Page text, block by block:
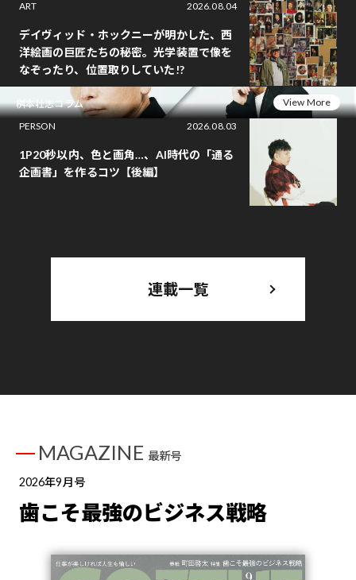
ART 2026.08.04
デイヴィッド・ホックニーが明かした、西
洋絵画の巨匠たちの秘密。光学装置で像を
なぞったり、位置取りしていた!?
桝本壮志コラム
View More
PERSON
2026.08.03
1P20秒以内、色と画角…、AI時代の「通る
企画書」を作るコツ【後編】
連載一覧
MAGAZINE 最新号
2026年9月号
歯こそ最強のビジネス戦略